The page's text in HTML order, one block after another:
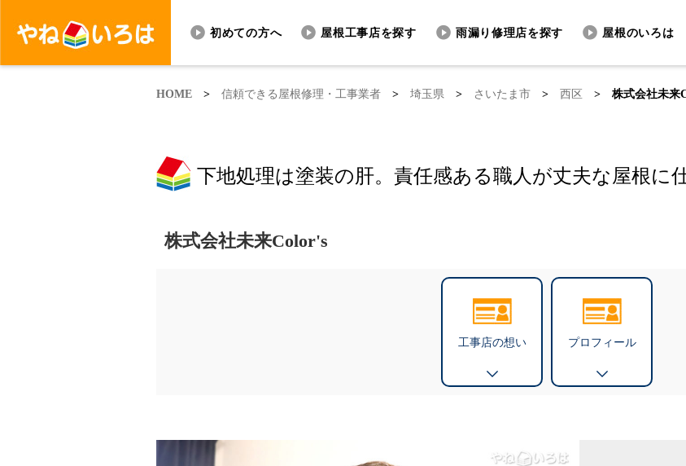
初めての方へ 屋根工事店を探す 雨漏り修理店を探す 屋根のいろは
HOME > 信頼できる屋根修理・工事業者 > 埼玉県 > さいたま市 > 西区 > 株式会社未来
下地処理は塗装の肝。責任感ある職人が丈夫な屋根に
株式会社未来Color's
工事店の想い プロフィール